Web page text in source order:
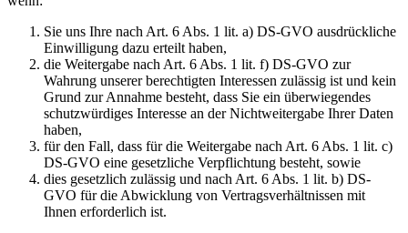
Sie uns Ihre nach Art. 6 Abs. 1 lit. a) DS-GVO ausdrückliche
Einwilligung dazu erteilt haben,
die Weitergabe nach Art. 6 Abs. 1 lit. f) DS-GVO zur
Wahrung unserer berechtigten Interessen zulässig ist und kein
Grund zur Annahme besteht, dass Sie ein überwiegendes
schutzwürdiges Interesse an der Nichtweitergabe Ihrer Daten
haben,
für den Fall, dass für die Weitergabe nach Art. 6 Abs. 1 lit. c)
DS-GVO eine gesetzliche Verpflichtung besteht, sowie
dies gesetzlich zulässig und nach Art. 6 Abs. 1 lit. b) DS-
GVO für die Abwicklung von Vertragsverhältnissen mit
Ihnen erforderlich ist.